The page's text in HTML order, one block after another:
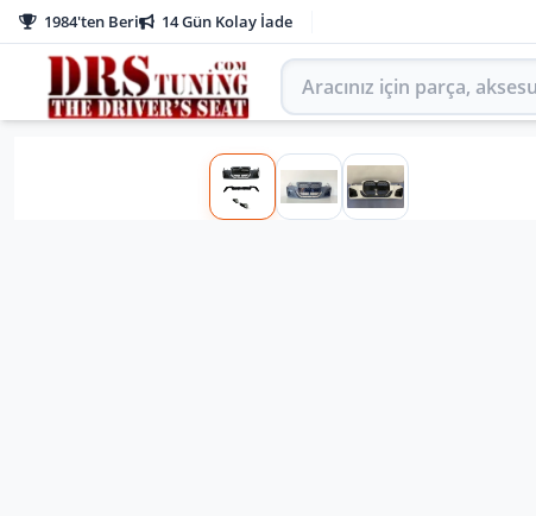
1984'ten Beri 14 Gün Kolay İade
Aracınız için parça arayın